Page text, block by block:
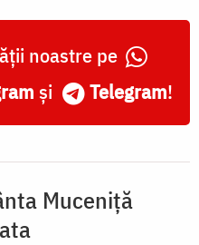
noastre pe
și Telegram!
Muceniță